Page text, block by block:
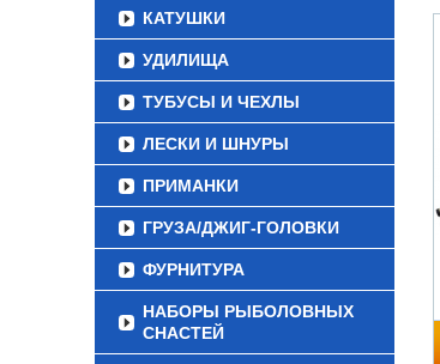
КАТУШКИ
УДИЛИЩА
ТУБУСЫ И ЧЕХЛЫ
ЛЕСКИ И ШНУРЫ
ПРИМАНКИ
ГРУЗА/ДЖИГ-ГОЛОВКИ
ФУРНИТУРА
НАБОРЫ РЫБОЛОВНЫХ
СНАСТЕЙ